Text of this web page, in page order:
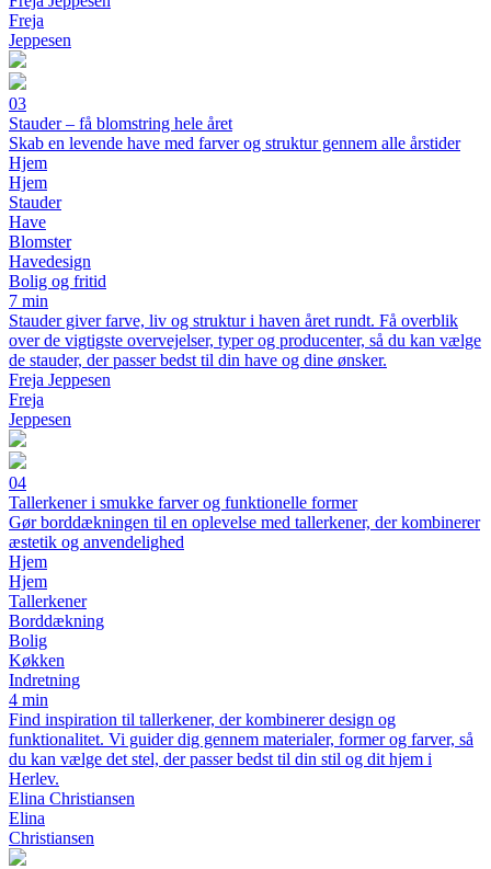
Freja
Jeppesen
03
Stauder – få blomstring hele året
Skab en levende have med farver og struktur gennem alle årstider
Hjem
Hjem
Stauder
Have
Blomster
Havedesign
Bolig og fritid
7 min
Stauder giver farve, liv og struktur i haven året rundt. Få overblik
over de vigtigste overvejelser, typer og producenter, så du kan vælge
de stauder, der passer bedst til din have og dine ønsker.
Freja Jeppesen
Freja
Jeppesen
04
Tallerkener i smukke farver og funktionelle former
Gør borddækningen til en oplevelse med tallerkener, der kombinerer
æstetik og anvendelighed
Hjem
Hjem
Tallerkener
Borddækning
Bolig
Køkken
Indretning
4 min
Find inspiration til tallerkener, der kombinerer design og
funktionalitet. Vi guider dig gennem materialer, former og farver, så
du kan vælge det stel, der passer bedst til din stil og dit hjem i
Herlev.
Elina Christiansen
Elina
Christiansen